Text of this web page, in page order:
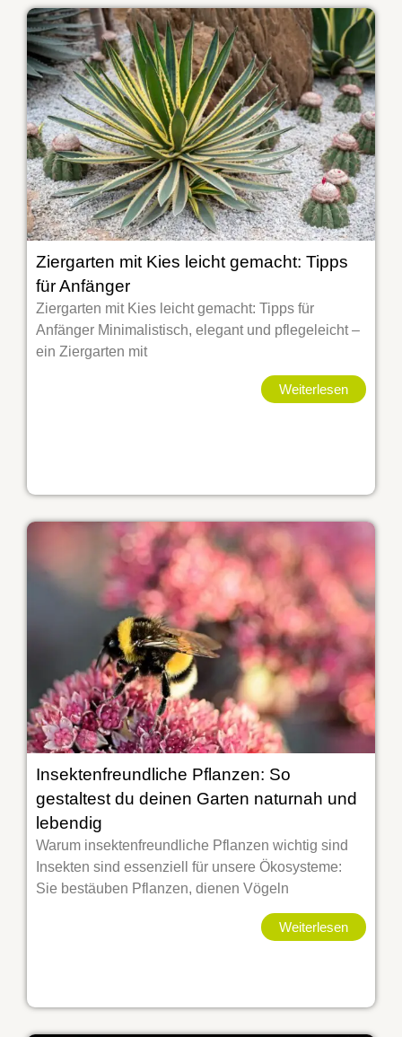
Ziergarten mit Kies leicht gemacht: Tipps
für Anfänger
Ziergarten mit Kies leicht gemacht: Tipps für
Anfänger Minimalistisch, elegant und pflegeleicht –
ein Ziergarten mit
Weiterlesen
Insektenfreundliche Pflanzen: So
gestaltest du deinen Garten naturnah und
lebendig
Warum insektenfreundliche Pflanzen wichtig sind
Insekten sind essenziell für unsere Ökosysteme:
Sie bestäuben Pflanzen, dienen Vögeln
Weiterlesen